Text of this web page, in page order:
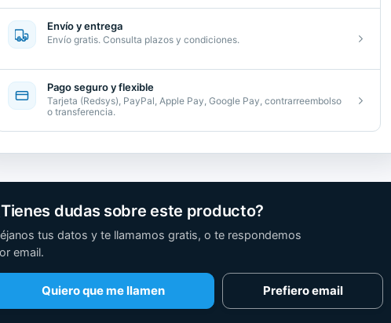
Envío y entrega
Envío gratis. Consulta plazos y condiciones.
Pago seguro y flexible
Tarjeta (Redsys), PayPal, Apple Pay, Google Pay, contrarreembolso
o transferencia.
dudas sobre este producto?
tus datos y te llamamos gratis, o te respondemos
email.
Quiero que me llamen Prefiero email